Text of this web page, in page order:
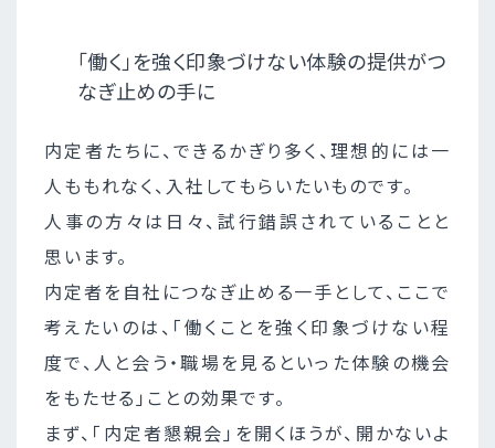
「働く」を強く印象づけない体験の提供がつ
なぎ止めの手に
内定者たちに、できるかぎり多く、理想的には一
人ももれなく、入社してもらいたいものです。
人事の方々は日々、試行錯誤されていることと
思います。
内定者を自社につなぎ止める一手として、ここで
考えたいのは、「働くことを強く印象づけない程
度で、人と会う・職場を見るといった体験の機会
をもたせる」ことの効果です。
まず、「内定者懇親会」を開くほうが、開かないよ